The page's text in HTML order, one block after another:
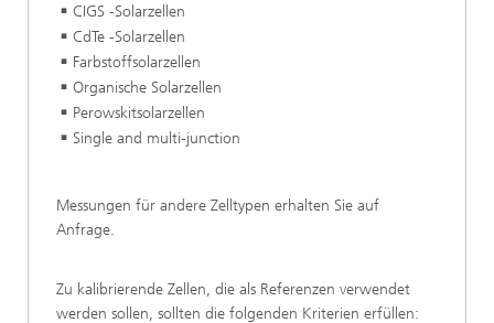
CIGS -Solarzellen
CdTe -Solarzellen
Farbstoffsolarzellen
Organische Solarzellen
Perowskitsolarzellen
Single and multi-junction
Messungen für andere Zelltypen erhalten Sie auf
Anfrage.
Zu kalibrierende Zellen, die als Referenzen verwendet
werden sollen, sollten die folgenden Kriterien erfüllen: